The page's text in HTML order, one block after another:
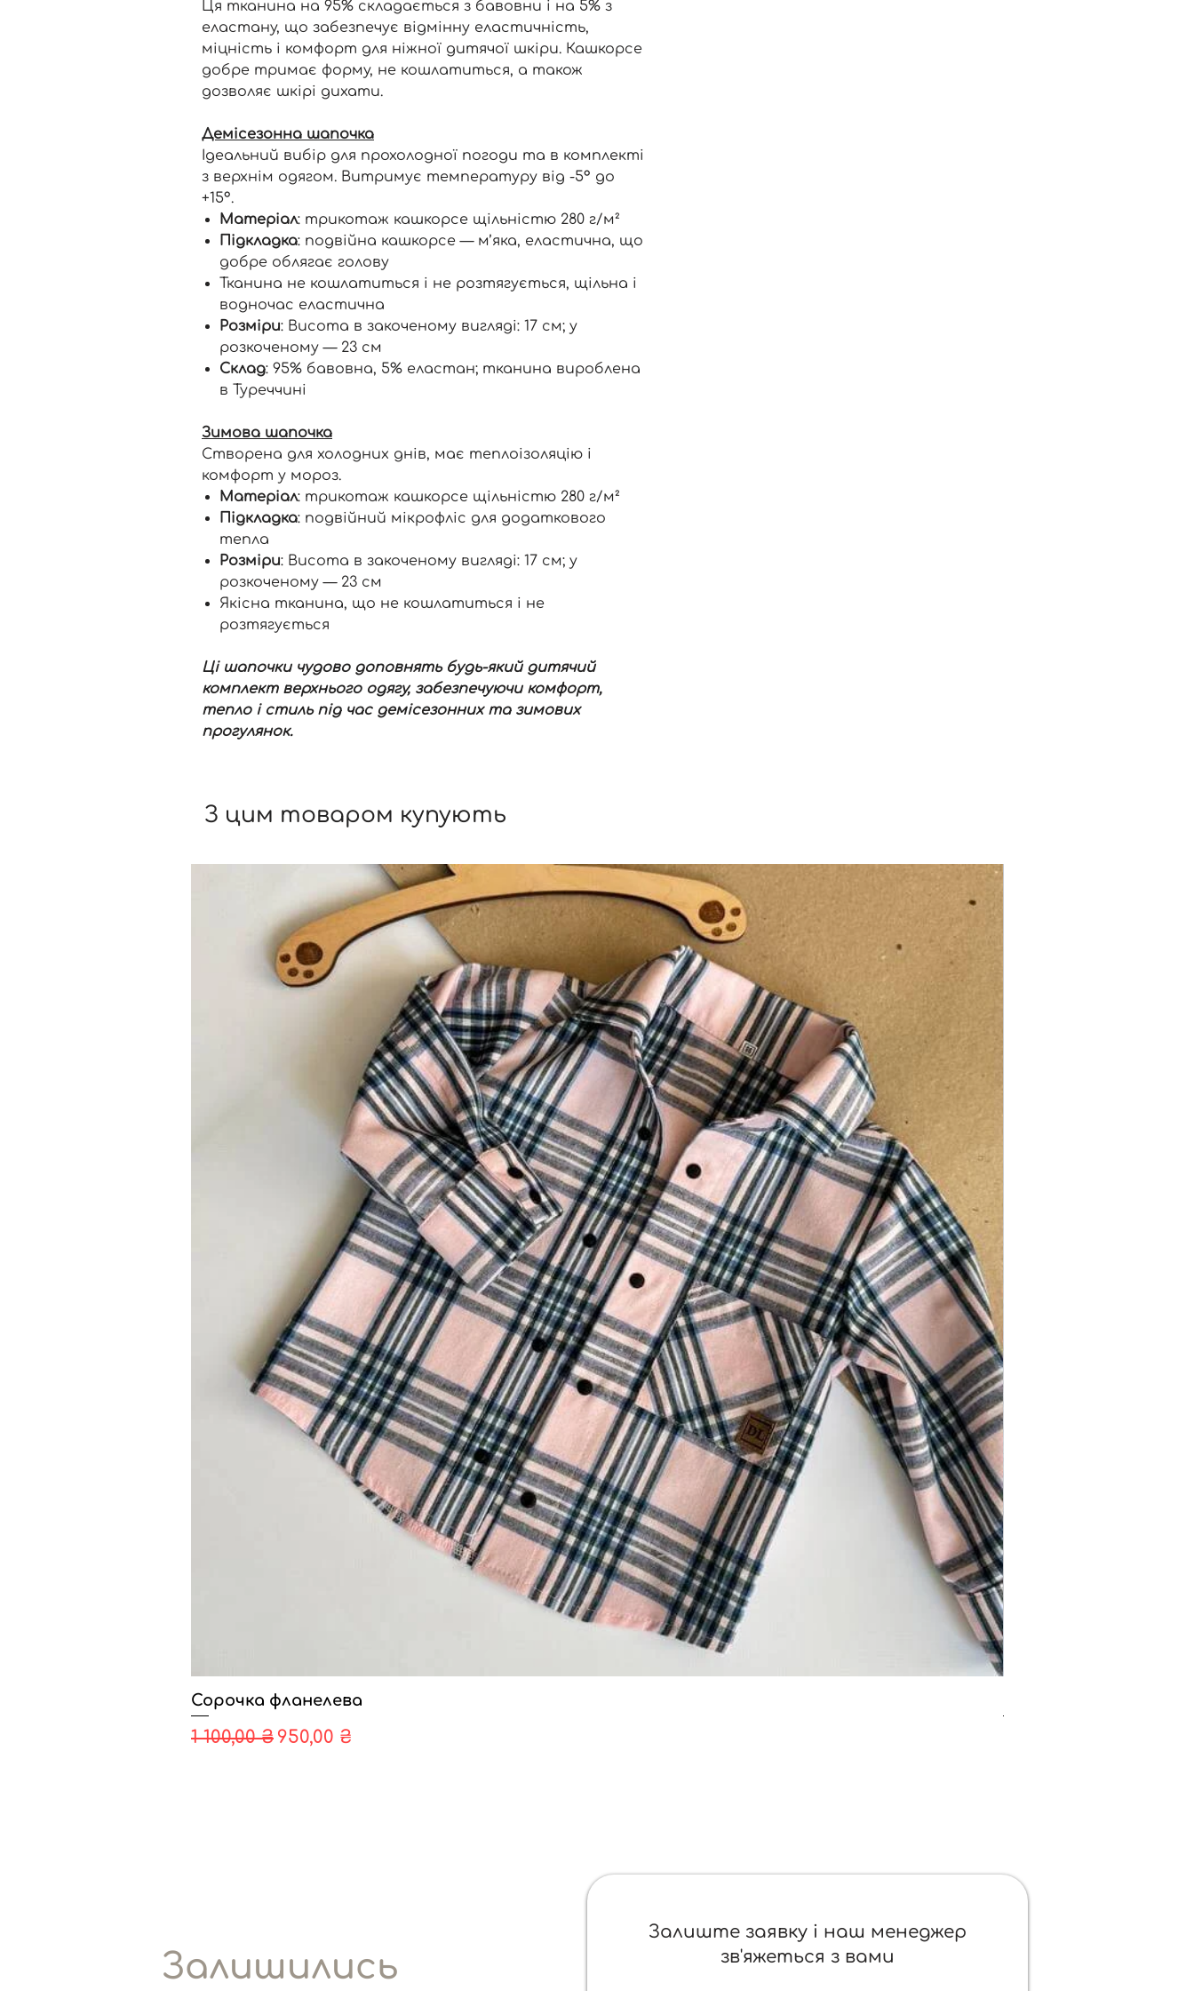
Ця тканина на 95% складається з бавовни і на 5% з
еластану, що забезпечує відмінну еластичність,
міцність і комфорт для ніжної дитячої шкіри. Кашкорсе
добре тримає форму, не кошлатиться, а також
дозволяє шкірі дихати.
Демісезонна шапочка
Ідеальний вибір для прохолодної погоди та в комплекті
з верхнім одягом. Витримує температуру від -5° до
+15°.
Матеріал: трикотаж кашкорсе щільністю 280 г/м²
Підкладка: подвійна кашкорсе — м’яка, еластична, що
добре облягає голову
Тканина не кошлатиться і не розтягується, щільна і
водночас еластична
Розміри: Висота в закоченому вигляді: 17 см; у
розкоченому — 23 см
Склад: 95% бавовна, 5% еластан; тканина вироблена
в Туреччині
Зимова шапочка
Створена для холодних днів, має теплоізоляцію і
комфорт у мороз.
Матеріал: трикотаж кашкорсе щільністю 280 г/м²
Підкладка: подвійний мікрофліс для додаткового
тепла
Розміри: Висота в закоченому вигляді: 17 см; у
розкоченому — 23 см
Якісна тканина, що не кошлатиться і не
розтягується
Ці шапочки чудово доповнять будь-який дитячий
комплект верхнього одягу, забезпечуючи комфорт,
тепло і стиль під час демісезонних та зимових
прогулянок.
З цим товаром купують
Сорочка фланелева
Звичайна ціна
1 100,00 ₴ За розпродажем
950,00 ₴
Залишились
Залиште заявку і наш менеджер
зв'яжеться з вами